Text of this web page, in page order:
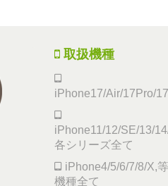
取扱機種
iPhone17/Air/17Pro/
iPhone11/12/SE/13/
各シリーズ全て
iPhone4/5/6/7/8/X,
機種全て